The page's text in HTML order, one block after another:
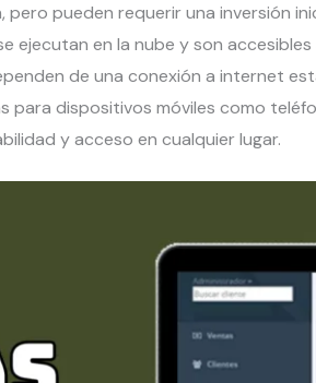
pueden requerir una inversión
ejecutan en la nube y son
de una conexión a internet
para dispositivos móviles como
y acceso en cualquier lugar.